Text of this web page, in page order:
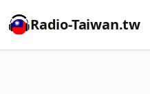
Radio-Taiwan.tw